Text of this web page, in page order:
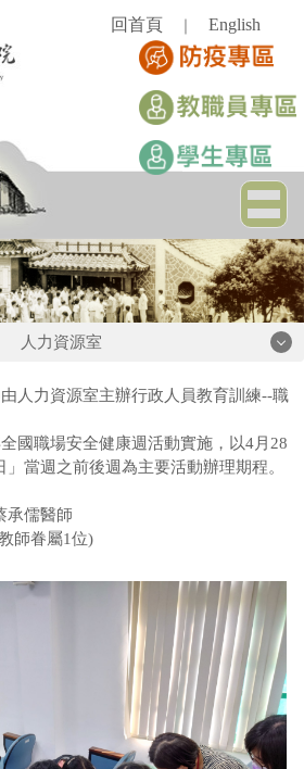
回首頁 English
人力資源室
力資源室
相關法規
業務諮詢
教育訓練
政令宣導
人力資源室主辦行政人員教育訓練--職
國職場安全健康週活動實施，以4月28
當週之前後週為主要活動辦理期程。
承儒醫師
師眷屬1位)